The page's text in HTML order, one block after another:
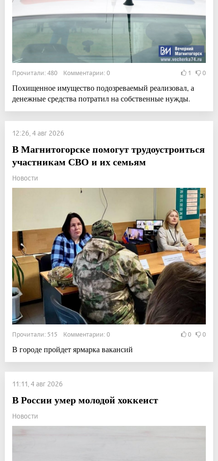
Прочитали: 480 Комментарии: 0 1 0
Похищенное имущество подозреваемый реализовал, а
денежные средства потратил на собственные нужды.
12:26, 4 авг 2026
В Магнитогорске помогут трудоустроиться
участникам СВО и их семьям
Новости
Прочитали: 515 Комментарии: 0 0 0
В городе пройдет ярмарка вакансий
11:11, 4 авг 2026
В России умер молодой хоккеист
Новости